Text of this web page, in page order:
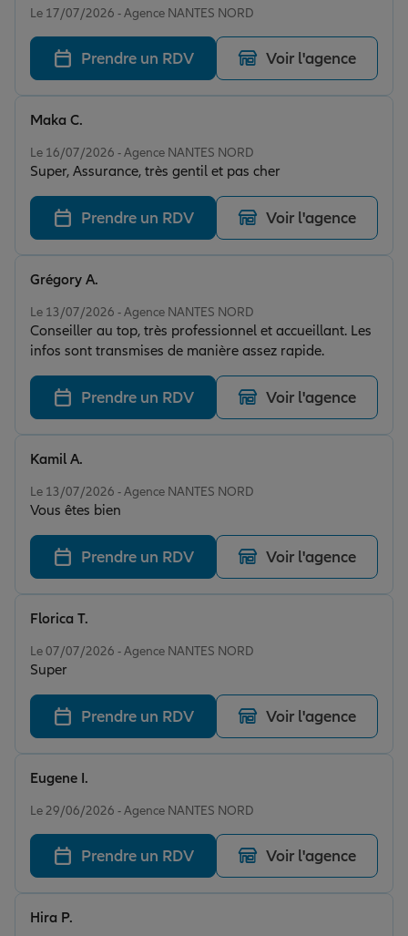
Le 17/07/2026 - Agence NANTES NORD
Prendre un RDV Voir l'agence
Le 16/07/2026 - Agence NANTES NORD
Super, Assurance, très gentil et pas cher
Maka C.
Prendre un RDV Voir l'agence
Le 13/07/2026 - Agence NANTES NORD
Conseiller au top, très professionnel et accueillant. Les
infos sont transmises de manière assez rapide.
Grégory A.
Prendre un RDV Voir l'agence
Le 13/07/2026 - Agence NANTES NORD
Vous êtes bien
Kamil A.
Prendre un RDV Voir l'agence
Le 07/07/2026 - Agence NANTES NORD
Super
Florica T.
Prendre un RDV Voir l'agence
Le 29/06/2026 - Agence NANTES NORD
Eugene I.
Prendre un RDV Voir l'agence
Hira P.